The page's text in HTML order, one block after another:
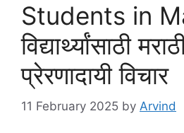
Students in
विद्यार्थ्यांसाठी
प्रेरणादायी विचार
11 February 2025 by Arvind